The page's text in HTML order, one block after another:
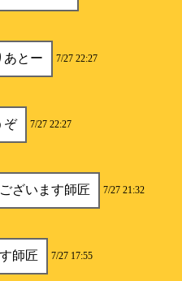
あとー 7/27 22:27
ぞ 7/27 22:27
ざいます師匠 7/27 21:32
師匠 7/27 17:55